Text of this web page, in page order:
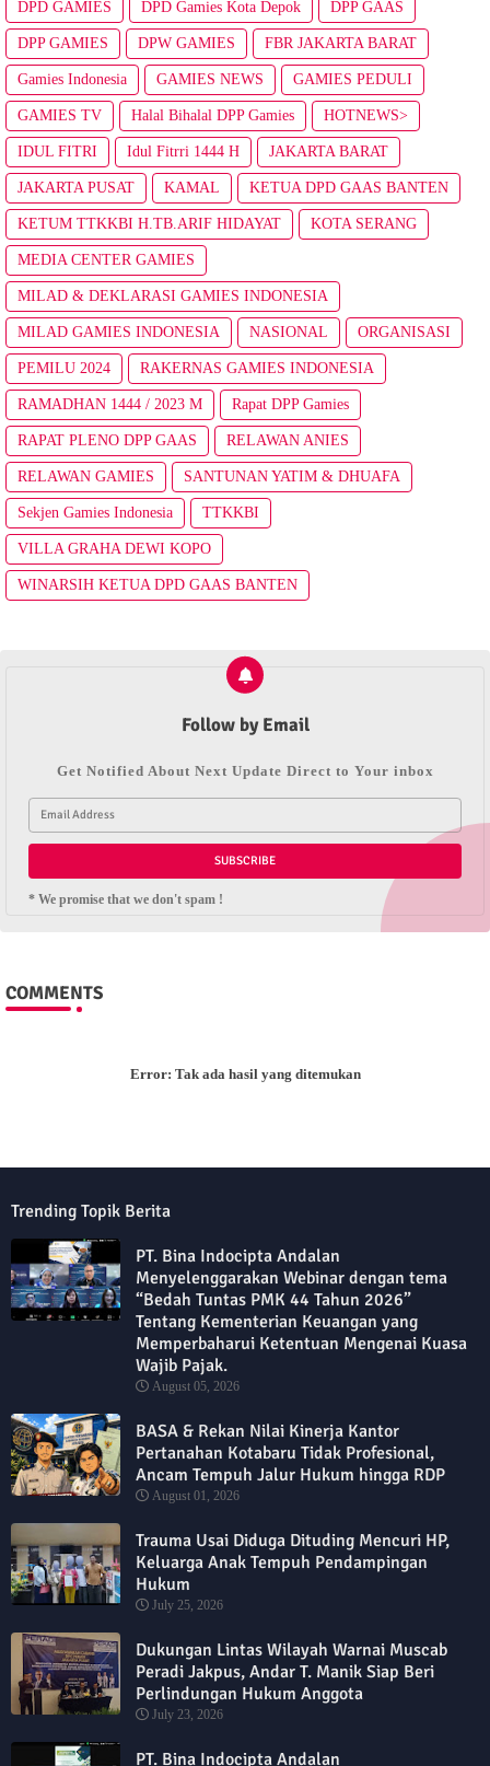
DPD GAMIES DPD Gamies Kota Depok DPP GAAS
DPP GAMIES DPW GAMIES FBR JAKARTA BARAT
Gamies Indonesia GAMIES NEWS GAMIES PEDULI
GAMIES TV Halal Bihalal DPP Gamies HOTNEWS>
IDUL FITRI Idul Fitrri 1444 H JAKARTA BARAT
JAKARTA PUSAT KAMAL KETUA DPD GAAS BANTEN
KETUM TTKKBI H.TB.ARIF HIDAYAT KOTA SERANG
MEDIA CENTER GAMIES
MILAD & DEKLARASI GAMIES INDONESIA
MILAD GAMIES INDONESIA NASIONAL ORGANISASI
PEMILU 2024 RAKERNAS GAMIES INDONESIA
RAMADHAN 1444 / 2023 M Rapat DPP Gamies
RAPAT PLENO DPP GAAS RELAWAN ANIES
RELAWAN GAMIES SANTUNAN YATIM & DHUAFA
Sekjen Gamies Indonesia TTKKBI
VILLA GRAHA DEWI KOPO
WINARSIH KETUA DPD GAAS BANTEN
Follow by Email
Get Notified About Next Update Direct to Your inbox
* We promise that we don't spam !
COMMENTS
Error: Tak ada hasil yang ditemukan
Trending Topik Berita
PT. Bina Indocipta Andalan
Menyelenggarakan Webinar dengan tema
“Bedah Tuntas PMK 44 Tahun 2026”
Tentang Kementerian Keuangan yang
Memperbaharui Ketentuan Mengenai Kuasa
Wajib Pajak.
August 05, 2026
BASA & Rekan Nilai Kinerja Kantor
Pertanahan Kotabaru Tidak Profesional,
Ancam Tempuh Jalur Hukum hingga RDP
August 01, 2026
Trauma Usai Diduga Dituding Mencuri HP,
Keluarga Anak Tempuh Pendampingan
Hukum
July 25, 2026
Dukungan Lintas Wilayah Warnai Muscab
Peradi Jakpus, Andar T. Manik Siap Beri
Perlindungan Hukum Anggota
July 23, 2026
PT. Bina Indocipta Andalan